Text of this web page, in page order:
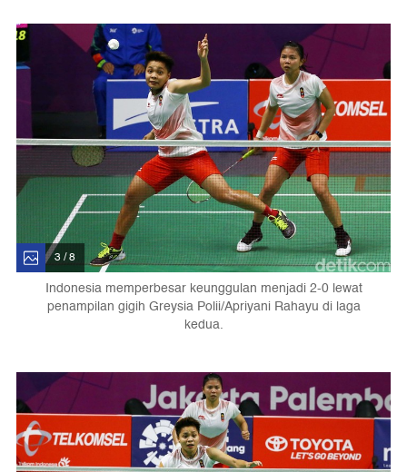
3 / 8
Indonesia memperbesar keunggulan menjadi 2-0 lewat
penampilan gigih Greysia Polii/Apriyani Rahayu di laga
kedua.